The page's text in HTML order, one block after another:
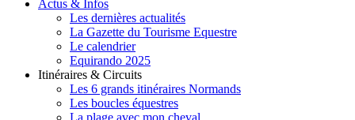
Actus & Infos
Les dernières actualités
La Gazette du Tourisme Equestre
Le calendrier
Equirando 2025
Itinéraires & Circuits
Les 6 grands itinéraires Normands
Les boucles équestres
La plage avec mon cheval